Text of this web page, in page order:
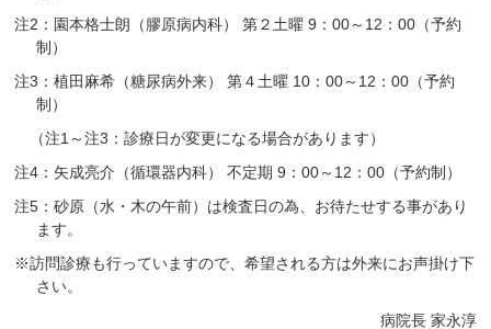
注2：園本格士朗（膠原病内科） 第２土曜 9：00～12：00（予約
制）
注3：植田麻希（糖尿病外来） 第４土曜 10：00～12：00（予約
制）
（注1～注3：診療日が変更になる場合があります）
注4：矢成亮介（循環器内科） 不定期 9：00～12：00（予約制）
注5：砂原（水・木の午前）は検査日の為、お待たせする事があり
ます。
※訪問診療も行っていますので、希望される方は外来にお声掛け下
さい。
病院長 家永淳